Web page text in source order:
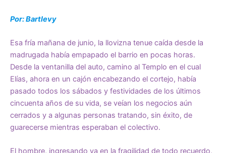
Por: Bartlevy
Esa fría mañana de junio, la llovizna tenue caída desde la
madrugada había empapado el barrio en pocas horas.
Desde la ventanilla del auto, camino al Templo en el cual
Elías, ahora en un cajón encabezando el cortejo, había
pasado todos los sábados y festividades de los últimos
cincuenta años de su vida, se veían los negocios aún
cerrados y a algunas personas tratando, sin éxito, de
guarecerse mientras esperaban el colectivo.
El hombre, ingresando ya en la fragilidad de todo recuerdo,